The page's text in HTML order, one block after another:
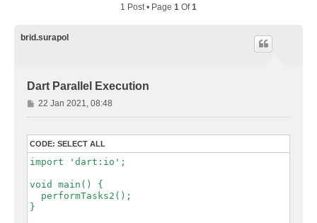
1 Post • Page 1 Of1
brid.surapol
Dart Parallel Execution
P
o
t
22 Jan 2021, 08:48
CODE: SELECT ALL
import 'dart:io';
void main() {
  performTasks2();
}